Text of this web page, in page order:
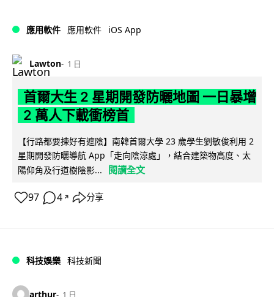
應用軟件 應用軟件 iOS App
Lawton 1 日
首爾大生 2 星期開發防曬地圖 一日暴增
2 萬人下載衝榜首
【行路都要揀好有遮陰】南韓首爾大學 23 歲學生劉敏俊利用 2
星期開發防曬導航 App「走向陰涼處」，結合建築物高度、太
陽仰角及行道樹陰影...
閱讀全文
97 4 ↗ 分享
科技娛樂 科技新聞
arthur 1 日